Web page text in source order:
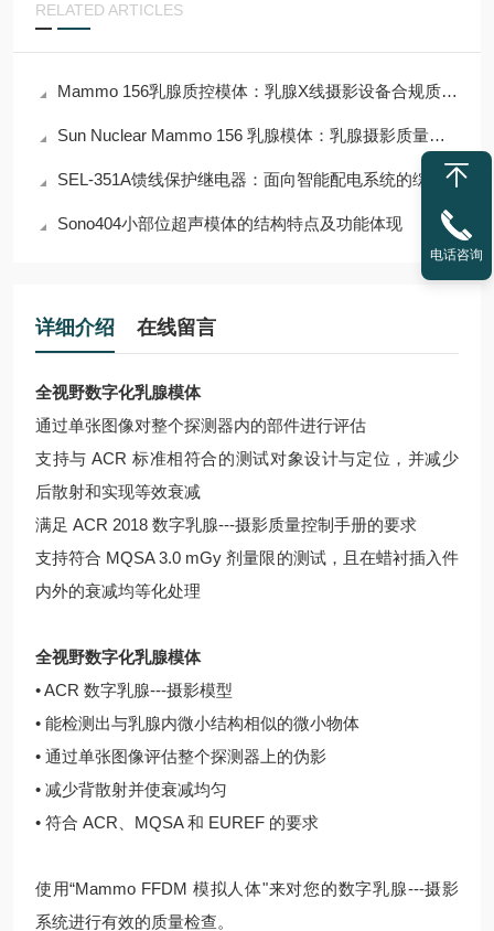
RELATED ARTICLES
Mammo 156乳腺质控模体：乳腺X线摄影设备合规质控核心解决方案
Sun Nuclear Mammo 156 乳腺模体：乳腺摄影质量控制的金标准
SEL-351A馈线保护继电器：面向智能配电系统的综合保护与自动化解决方案
Sono404小部位超声模体的结构特点及功能体现
详细介绍 在线留言
全视野数字化乳腺模体
通过单张图像对整个探测器内的部件进行评估
支持与 ACR 标准相符合的测试对象设计与定位，并减少
后散射和实现等效衰减
满足 ACR 2018 数字乳腺---摄影质量控制手册的要求
支持符合 MQSA 3.0 mGy 剂量限的测试，且在蜡衬插入件
内外的衰减均等化处理
全视野数字化乳腺模体
• ACR 数字乳腺---摄影模型
• 能检测出与乳腺内微小结构相似的微小物体
• 通过单张图像评估整个探测器上的伪影
• 减少背散射并使衰减均匀
• 符合 ACR、MQSA 和 EUREF 的要求
使用“Mammo FFDM 模拟人体"来对您的数字乳腺---摄影
系统进行有效的质量检查。
电话咨询